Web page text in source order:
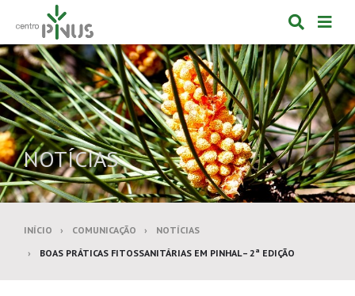
Alternar
de
de
NOTÍCIAS
INÍCIO COMUNICAÇÃO
NOTÍCIAS
BOAS PRÁTICAS FITOSSANITÁRIAS EM PINHAL – 2ª EDIÇÃO